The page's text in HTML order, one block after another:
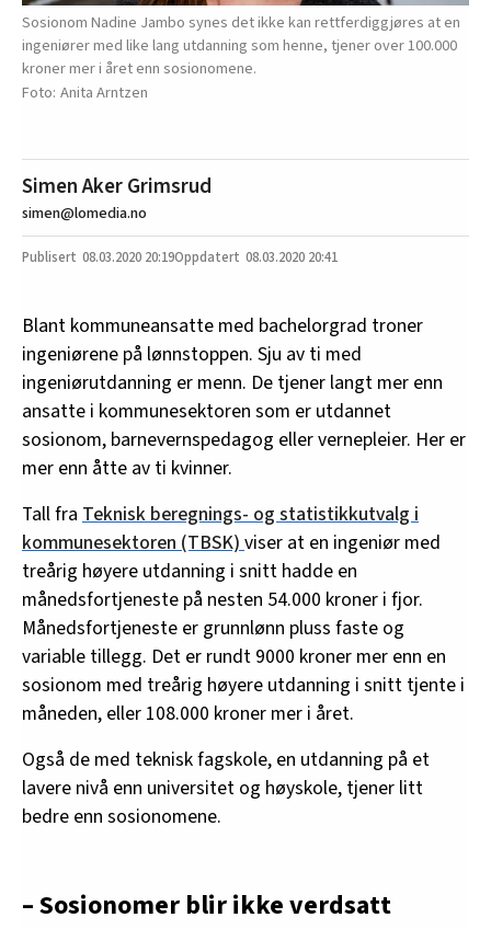
Sosionom Nadine Jambo synes det ikke kan rettferdiggjøres at en
ingeniører med like lang utdanning som henne, tjener over 100.000
kroner mer i året enn sosionomene.
Anita Arntzen
Simen Aker Grimsrud
simen@lomedia.no
08.03.2020 20:19 08.03.2020 20:41
Blant kommuneansatte med bachelorgrad troner
ingeniørene på lønnstoppen. Sju av ti med
ingeniørutdanning er menn. De tjener langt mer enn
ansatte i kommunesektoren som er utdannet
sosionom, barnevernspedagog eller vernepleier. Her er
mer enn åtte av ti kvinner.
Tall fra Teknisk beregnings- og statistikkutvalg i
kommunesektoren (TBSK)viser at en ingeniør med
treårig høyere utdanning i snitt hadde en
månedsfortjeneste på nesten 54.000 kroner i fjor.
Månedsfortjeneste er grunnlønn pluss faste og
variable tillegg. Det er rundt 9000 kroner mer enn en
sosionom med treårig høyere utdanning i snitt tjente i
måneden, eller 108.000 kroner mer i året.
Også de med teknisk fagskole, en utdanning på et
lavere nivå enn universitet og høyskole, tjener litt
bedre enn sosionomene.
– Sosionomer blir ikke verdsatt